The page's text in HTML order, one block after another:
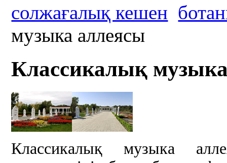
солжағалық кешен
музыка аллеясы
Классикалық
Классикалық музыка